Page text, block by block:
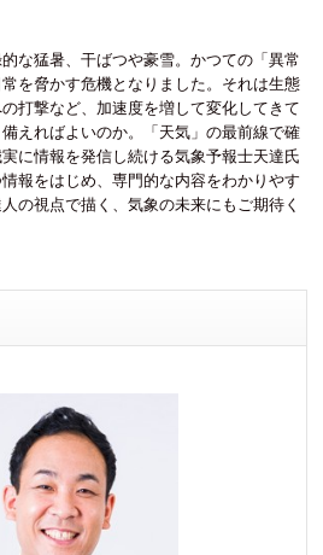
な猛暑、干ばつや豪雪。かつての「異常
を脅かす危機となりました。それは生態
打撃など、加速度を増して変化してきて
えればよいのか。「天気」の最前線で確
に情報を発信し続ける気象予報士天達氏
報をはじめ、専門的な内容をわかりやす
の視点で描く、気象の未来にもご期待く